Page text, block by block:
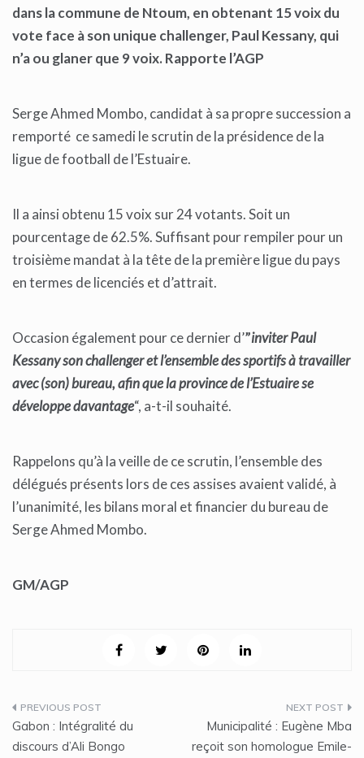
dans la commune de Ntoum, en obtenant 15 voix du
vote face à son unique challenger, Paul Kessany, qui
n’a ou glaner que 9 voix. Rapporte l’AGP
Serge Ahmed Mombo, candidat à sa propre succession a
remporté ce samedi le scrutin de la présidence de la
ligue de football de l’Estuaire.
Il a ainsi obtenu 15 voix sur 24 votants. Soit un
pourcentage de 62.5%. Suffisant pour rempiler pour un
troisième mandat à la tête de la première ligue du pays
en termes de licenciés et d’attrait.
Occasion également pour ce dernier d’”inviter Paul
Kessany son challenger et l’ensemble des sportifs à travailler
avec (son) bureau, afin que la province de l’Estuaire se
développe davantage“, a-t-il souhaité.
Rappelons qu’à la veille de ce scrutin, l’ensemble des
délégués présents lors de ces assises avaient validé, à
l’unanimité, les bilans moral et financier du bureau de
Serge Ahmed Mombo.
GM/AGP
Navigation
de
Gabon : Intégralité du
discours d’Ali Bongo
Municipalité : Eugène Mba
reçoit son homologue Emile-